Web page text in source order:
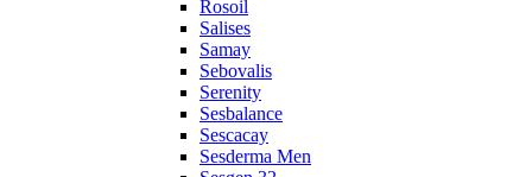
Rosoil
Salises
Samay
Sebovalis
Serenity
Sesbalance
Sescacay
Sesderma Men